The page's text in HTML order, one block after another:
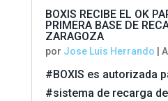
BOXIS RECIBE EL OK
PRIMERA BASE DE
ZARAGOZA
por Jose Luis Herrando
#BOXIS es autorizada
#sistema de recarga